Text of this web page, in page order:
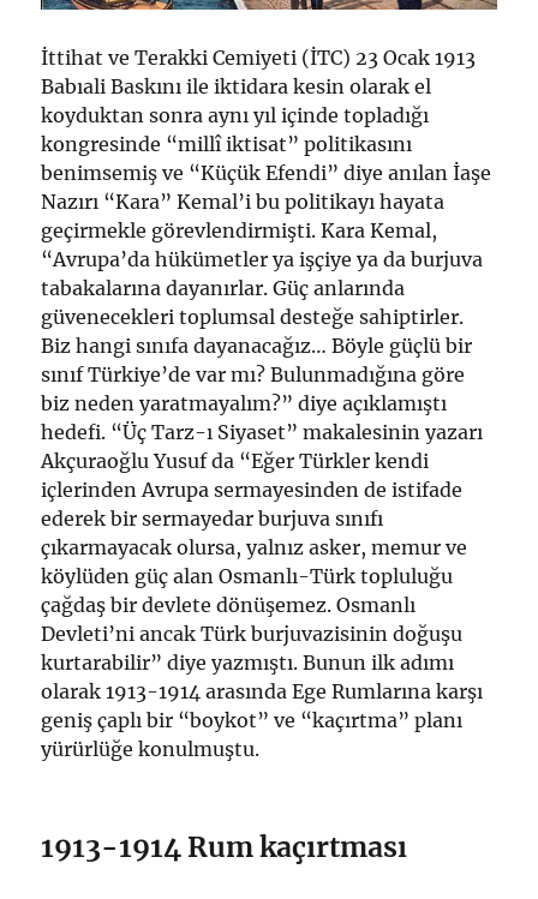
İttihat ve Terakki Cemiyeti (İTC) 23 Ocak 1913
Babıali Baskını ile iktidara kesin olarak el
koyduktan sonra aynı yıl içinde topladığı
kongresinde “millî iktisat” politikasını
benimsemiş ve “Küçük Efendi” diye anılan İaşe
Nazırı “Kara” Kemal’i bu politikayı hayata
geçirmekle görevlendirmişti. Kara Kemal,
“Avrupa’da hükümetler ya işçiye ya da burjuva
tabakalarına dayanırlar. Güç anlarında
güvenecekleri toplumsal desteğe sahiptirler.
Biz hangi sınıfa dayanacağız… Böyle güçlü bir
sınıf Türkiye’de var mı? Bulunmadığına göre
biz neden yaratmayalım?” diye açıklamıştı
hedefi. “Üç Tarz-ı Siyaset” makalesinin yazarı
Akçuraoğlu Yusuf da “Eğer Türkler kendi
içlerinden Avrupa sermayesinden de istifade
ederek bir sermayedar burjuva sınıfı
çıkarmayacak olursa, yalnız asker, memur ve
köylüden güç alan Osmanlı-Türk topluluğu
çağdaş bir devlete dönüşemez. Osmanlı
Devleti’ni ancak Türk burjuvazisinin doğuşu
kurtarabilir” diye yazmıştı. Bunun ilk adımı
olarak 1913-1914 arasında Ege Rumlarına karşı
geniş çaplı bir “boykot” ve “kaçırtma” planı
yürürlüğe konulmuştu.
1913-1914 Rum kaçırtması